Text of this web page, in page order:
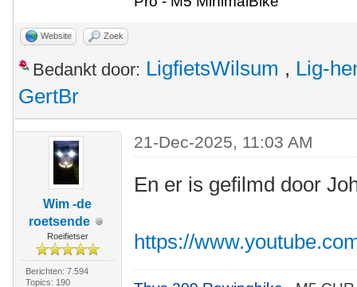
Website Zoek
Bedankt door: LigfietsWilsum , Lig-
GertBr
Wim -de
roetsende
Roeifietser
Berichten: 7.594
Topics: 190
21-Dec-2025, 11:03 AM
En er is gefilmd door
https://